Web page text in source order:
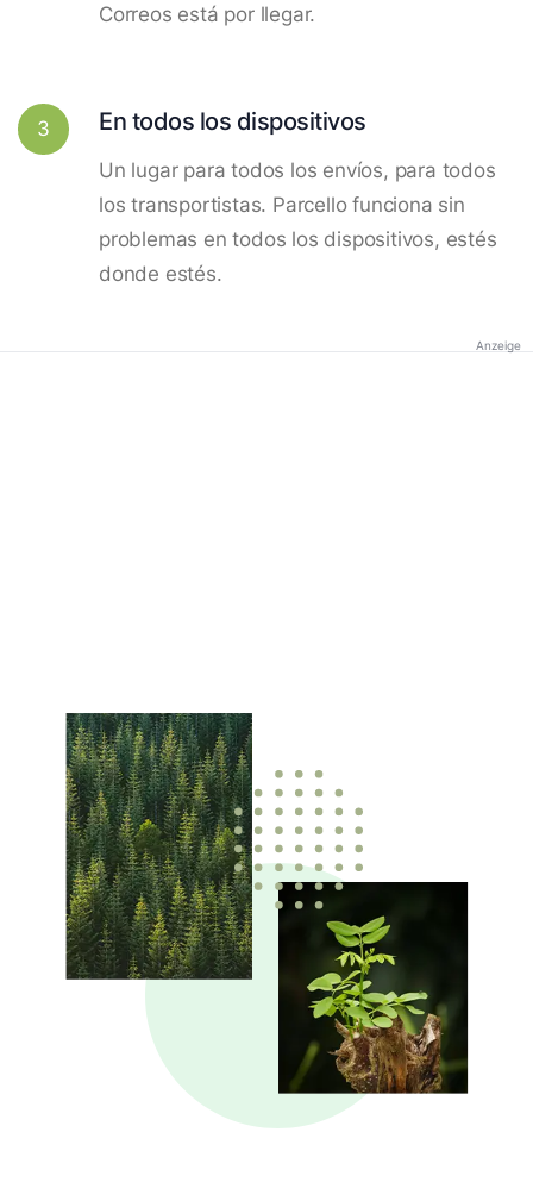
Correos está por llegar.
3 En todos los dispositivos
Un lugar para todos los envíos, para todos
los transportistas. Parcello funciona sin
problemas en todos los dispositivos, estés
donde estés.
Anzeige